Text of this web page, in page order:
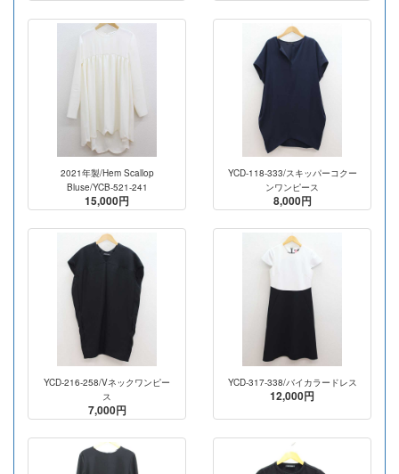
2021年製/Hem Scallop
Bluse/YCB-521-241
15,000円
YCD-118-333/スキッパーコクー
ンワンピース
8,000円
YCD-216-258/Vネックワンピー
ス
7,000円
YCD-317-338/バイカラードレス
12,000円